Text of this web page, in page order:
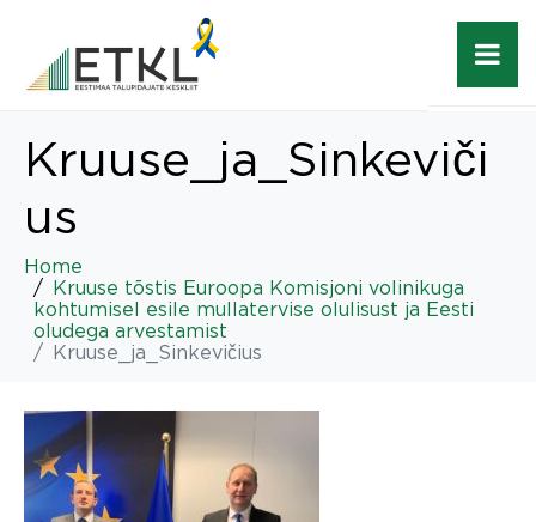
Kruuse_ja_Sinkeviči
us
Home
Kruuse tõstis Euroopa Komisjoni volinikuga
kohtumisel esile mullatervise olulisust ja Eesti
oludega arvestamist
Kruuse_ja_Sinkevičius